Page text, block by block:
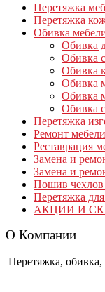
Перетяжка
Перетяжка
Обивка
Обивка
Обивка
Обивка
Обивка
Обивка
Обивка
Перетяжка
Ремонт мебели
Реставрация
Замена и
Замена и
Пошив чехлов
Перетяжка
АКЦИИ И
О Компании
Перетяжка,